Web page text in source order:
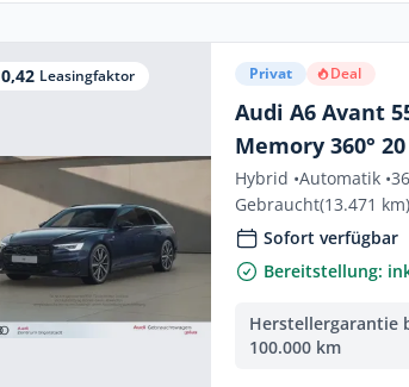
0,42 Leasingfaktor Privat Deal
Audi A6 Avant
Memory 360° 20
Hybrid •Automatik •
Gebraucht(13.471 km)
Sofort verfügbar
Bereitstellung:
Herstellergarantie
100.000 km